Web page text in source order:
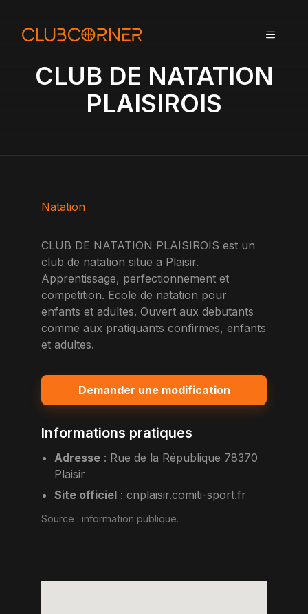
MENU
CLUB DE NATATION
PLAISIROIS
Natation
CLUB DE NATATION PLAISIROIS est un
club de natation situe a Plaisir.
Apprentissage, perfectionnement et
competition. Ecole de natation pour
enfants et adultes. Ouvert aux debutants
comme aux pratiquants confirmes, enfants
et adultes.
Demander une modification
Informations pratiques
Adresse : Rue de la République 78370
Plaisir
Site officiel :cnplaisir.comiti-sport.fr
Source : information publique.